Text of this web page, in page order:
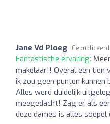
Jane Vd Ploeg
Fantastische ervaring:
makelaar!! Overal een tien
ik zou geen punten
Alles werd duidelijk
meegedacht! Zag er als
deze dames is alles